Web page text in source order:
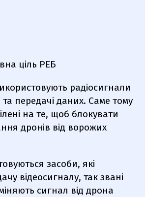
ціль РЕБ
радіосигнали
передачі даних. Саме тому
на те, щоб блокувати
дронів від ворожих
засоби, які
відеосигналу, так звані
сигнал від дрона